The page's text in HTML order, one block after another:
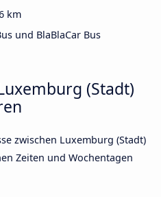
km
und BlaBlaCar Bus
(Stadt)
zwischen Luxemburg (Stadt)
Zeiten und Wochentagen